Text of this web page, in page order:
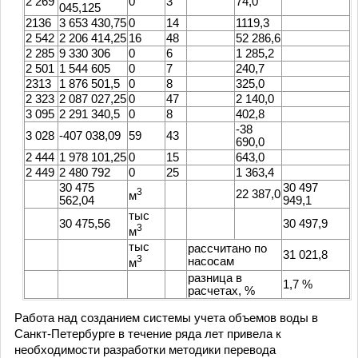
045,125
2136
3 653 430,750 14
1119,3
2 542 2 206 414,25 16 48
52 286,6
2 285 9 330 306 0 6
1 285,2
2 501 1 544 605 0 7
240,7
2313
1 876 501,5 0 8
325,0
2 323 2 087 027,250 47
2 140,0
3 095 2 291 340,5 0 8
402,8
3 028 -407 038,09 59 43
-38
690,0
2 444 1 978 101,250 15
643,0
2 449 2 480 792 0 25
1 363,4
30 475
562,04
м3 22 387,030 497
949,1
30 475,56
тыс
м3
30 497,9
тыс
м3
рассчитано по
насосам
31 021,8
разница в
расчетах, %
1,7 %
Работа над созданием системы учета объемов воды в
Санкт-Петербурге в течение ряда лет привела к
необходимости разработки методики перевода